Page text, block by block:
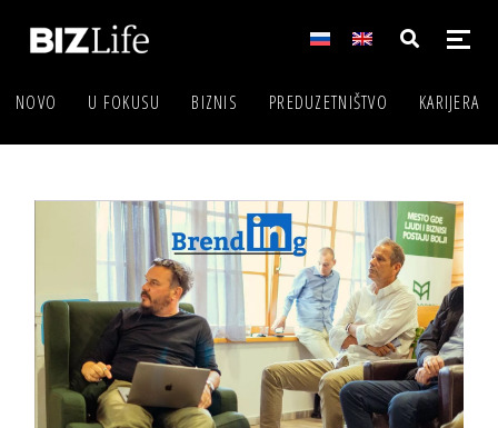
NOVO U FOKUSU BIZNIS PREDUZETNIŠTVO KARIJERA